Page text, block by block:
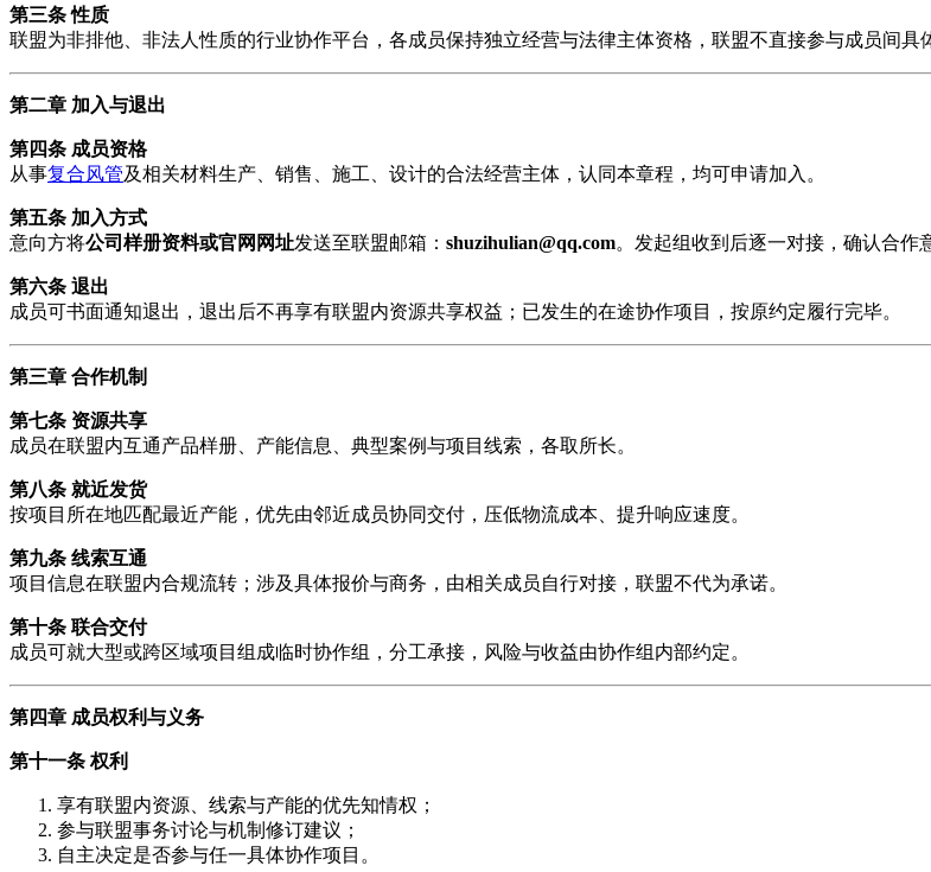
第三条 性质
联盟为非排他、非法人性质的行业协作平台，各成员保持独立经营与法律主体资格，联盟不直接参与成员间具
第二章 加入与退出
第四条 成员资格
从事复合风管及相关材料生产、销售、施工、设计的合法经营主体，认同本章程，均可申请加入。
第五条 加入方式
意向方将公司样册资料或官网网址发送至联盟邮箱： shuzihulian@qq.com。发起组收到后逐一对接，确认合作
第六条 退出
成员可书面通知退出，退出后不再享有联盟内资源共享权益；已发生的在途协作项目，按原约定履行完毕。
第三章 合作机制
第七条 资源共享
成员在联盟内互通产品样册、产能信息、典型案例与项目线索，各取所长。
第八条 就近发货
按项目所在地匹配最近产能，优先由邻近成员协同交付，压低物流成本、提升响应速度。
第九条 线索互通
项目信息在联盟内合规流转；涉及具体报价与商务，由相关成员自行对接，联盟不代为承诺。
第十条 联合交付
成员可就大型或跨区域项目组成临时协作组，分工承接，风险与收益由协作组内部约定。
第四章 成员权利与义务
第十一条 权利
享有联盟内资源、线索与产能的优先知情权；
参与联盟事务讨论与机制修订建议；
自主决定是否参与任一具体协作项目。